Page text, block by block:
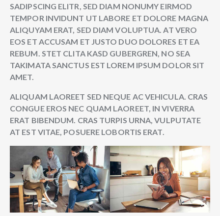
SADIPSCING ELITR, SED DIAM NONUMY EIRMOD
TEMPOR INVIDUNT UT LABORE ET DOLORE MAGNA
ALIQUYAM ERAT, SED DIAM VOLUPTUA. AT VERO
EOS ET ACCUSAM ET JUSTO DUO DOLORES ET EA
REBUM. STET CLITA KASD GUBERGREN, NO SEA
TAKIMATA SANCTUS EST LOREM IPSUM DOLOR SIT
AMET.
ALIQUAM LAOREET SED NEQUE AC VEHICULA. CRAS
CONGUE EROS NEC QUAM LAOREET, IN VIVERRA
ERAT BIBENDUM. CRAS TURPIS URNA, VULPUTATE
AT EST VITAE, POSUERE LOBORTIS ERAT.